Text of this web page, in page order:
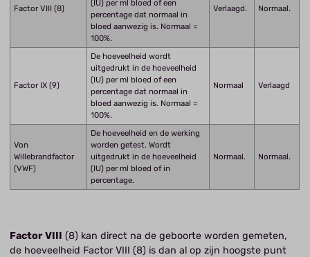
Factor VIII (8)
(IU) per ml bloed of een
percentage dat normaal in
bloed aanwezig is. Normaal =
100%.
Verlaagd. Normaal.
Factor IX (9)
De hoeveelheid wordt
uitgedrukt in de hoeveelheid
(IU) per ml bloed of een
percentage dat normaal in
bloed aanwezig is. Normaal =
100%.
Normaal Verlaagd
Von
Willebrandfactor
(VWF)
De hoeveelheid en de werking
worden getest. Wordt
uitgedrukt in de hoeveelheid
(IU) per ml bloed of in
percentage.
Normaal. Normaal.
Factor VIII (8) kan direct na de geboorte worden gemeten,
de hoeveelheid Factor VIII (8) is dan al op zijn hoogste punt